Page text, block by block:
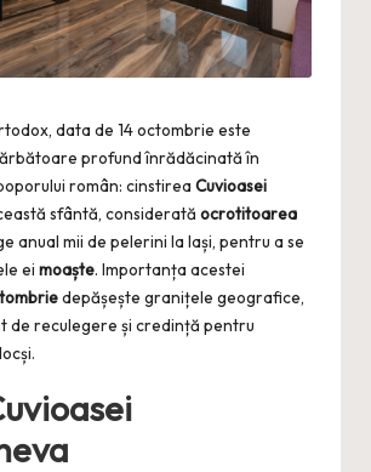
data de 14 octombrie este
profund înrădăcinată în
român: cinstirea Cuvioasei
sfântă, considerată ocrotitoarea
anual mii de pelerini la Iași, pentru a se
ei moaște. Importanța acestei
depășește granițele geografice,
de reculegere și credință pentru